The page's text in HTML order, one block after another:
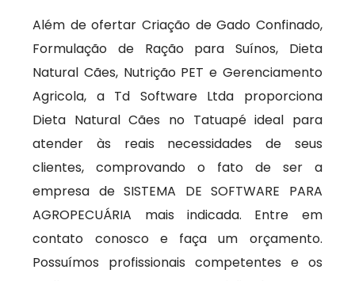
Além de ofertar Criação de Gado Confinado,
Formulação de Ração para Suínos, Dieta
Natural Cães, Nutrição PET e Gerenciamento
Agricola, a Td Software Ltda proporciona
Dieta Natural Cães no Tatuapé ideal para
atender às reais necessidades de seus
clientes, comprovando o fato de ser a
empresa de SISTEMA DE SOFTWARE PARA
AGROPECUÁRIA mais indicada. Entre em
contato conosco e faça um orçamento.
Possuímos profissionais competentes e os